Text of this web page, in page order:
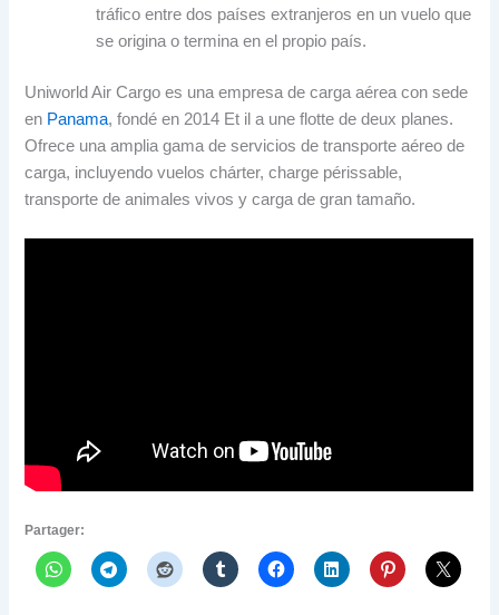
tráfico entre dos países extranjeros en un vuelo que
se origina o termina en el propio país.
Uniworld Air Cargo es una empresa de carga aérea con sede
en Panama, fondé en 2014 Et il a une flotte de deux planes.
Ofrece una amplia gama de servicios de transporte aéreo de
carga, incluyendo vuelos chárter, charge périssable,
transporte de animales vivos y carga de gran tamaño.
Partager: